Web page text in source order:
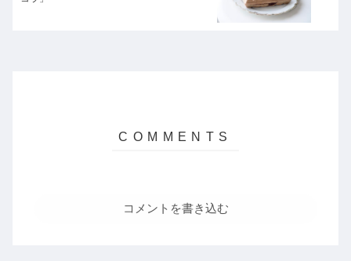
コメントを書き込む